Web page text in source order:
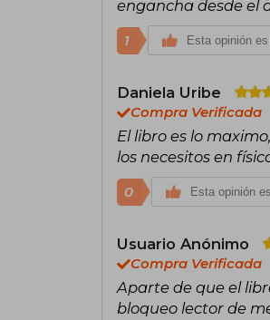
engancha desde el
1 Esta opinión es
Daniela Uribe
Compra Verificada
El libro es lo
los necesitos en
0 Esta opinión
Usuario Anónimo
Compra Verificada
Aparte de que el
bloqueo lector de